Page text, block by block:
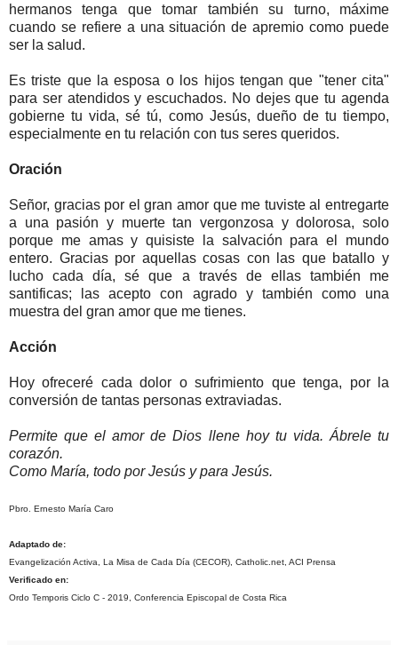
hermanos tenga que tomar también su turno, máxime
cuando se refiere a una situación de apremio como puede
ser la salud.
Es triste que la esposa o los hijos tengan que "tener cita"
para ser atendidos y escuchados. No dejes que tu agenda
gobierne tu vida, sé tú, como Jesús, dueño de tu tiempo,
especialmente en tu relación con tus seres queridos.
Oración
Señor, gracias por el gran amor que me tuviste al entregarte
a una pasión y muerte tan vergonzosa y dolorosa, solo
porque me amas y quisiste la salvación para el mundo
entero. Gracias por aquellas cosas con las que batallo y
lucho cada día, sé que a través de ellas también me
santificas; las acepto con agrado y también como una
muestra del gran amor que me tienes.
Acción
Hoy ofreceré cada dolor o sufrimiento que tenga, por la
conversión de tantas personas extraviadas.
Permite que el amor de Dios llene hoy tu vida. Ábrele tu
corazón.
Como María, todo por Jesús y para Jesús.
Pbro. Ernesto María Caro
Adaptado de:
Evangelización Activa, La Misa de Cada Día (CECOR), Catholic.net, ACI Prensa
Verificado en:
Ordo Temporis Ciclo C - 2019, Conferencia Episcopal de Costa Rica